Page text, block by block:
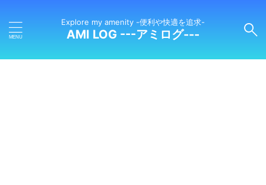
Explore my amenity -便利や快適を追求-
AMI LOG ---アミログ---